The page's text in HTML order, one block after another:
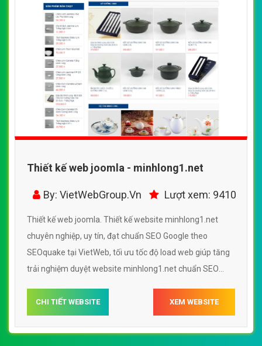
Thiết kế web joomla - minhlong1.net
By: VietWebGroup.Vn Lượt xem: 9410
Thiết kế web joomla. Thiết kế website minhlong1.net
chuyên nghiệp, uy tín, đạt chuẩn SEO Google theo
SEOquake tại VietWeb, tối ưu tốc độ load web giúp tăng
trải nghiệm duyệt website minhlong1.net chuẩn SEO
CHI TIẾT WEBSITE XEM WEBSITE